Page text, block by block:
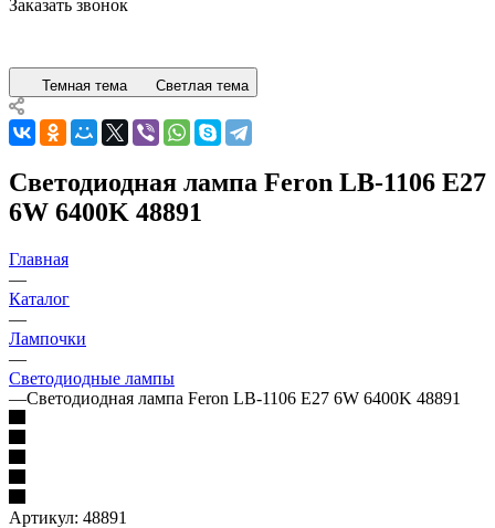
Заказать звонок
Темная тема Светлая тема
Светодиодная лампа Feron LB-1106 E27
6W 6400K 48891
Главная
—
Каталог
—
Лампочки
—
Светодиодные лампы
—Светодиодная лампа Feron LB-1106 E27 6W 6400K 48891
Артикул: 48891